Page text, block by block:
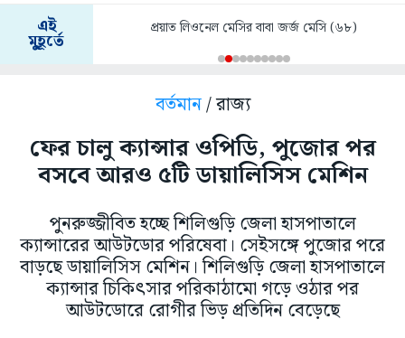
এই
মুহূর্তে
প্রয়াত লিওনেল মেসির বাবা জর্জ মেসি (৬৮)
বর্তমান/ রাজ্য
ফের চালু ক্যান্সার ওপিডি, পুজোর পর
বসবে আরও ৫টি ডায়ালিসিস মেশিন
পুনরুজ্জীবিত হচ্ছে শিলিগুড়ি জেলা হাসপাতালে
ক্যান্সারের আউটডোর পরিষেবা। সেইসঙ্গে পুজোর পরে
বাড়ছে ডায়ালিসিস মেশিন। শিলিগুড়ি জেলা হাসপাতালে
ক্যান্সার চিকিৎসার পরিকাঠামো গড়ে ওঠার পর
আউটডোরে রোগীর ভিড় প্রতিদিন বেড়েছে